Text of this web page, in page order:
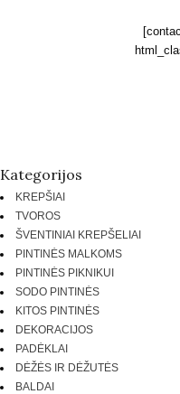
Kategorijos
KREPŠIAI
TVOROS
ŠVENTINIAI KREPŠELIAI
PINTINĖS MALKOMS
PINTINĖS PIKNIKUI
SODO PINTINĖS
KITOS PINTINĖS
DEKORACIJOS
PADĖKLAI
DĖŽĖS IR DĖŽUTĖS
BALDAI